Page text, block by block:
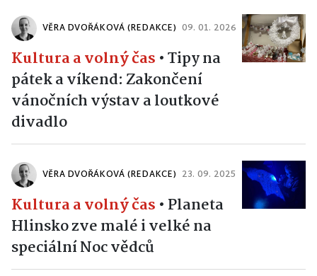
VĚRA DVOŘÁKOVÁ (REDAKCE) 09. 01. 2026
Kultura a volný čas •Tipy na
pátek a víkend: Zakončení
vánočních výstav a loutkové
divadlo
VĚRA DVOŘÁKOVÁ (REDAKCE) 23. 09. 2025
Kultura a volný čas • Planeta
Hlinsko zve malé i velké na
speciální Noc vědců